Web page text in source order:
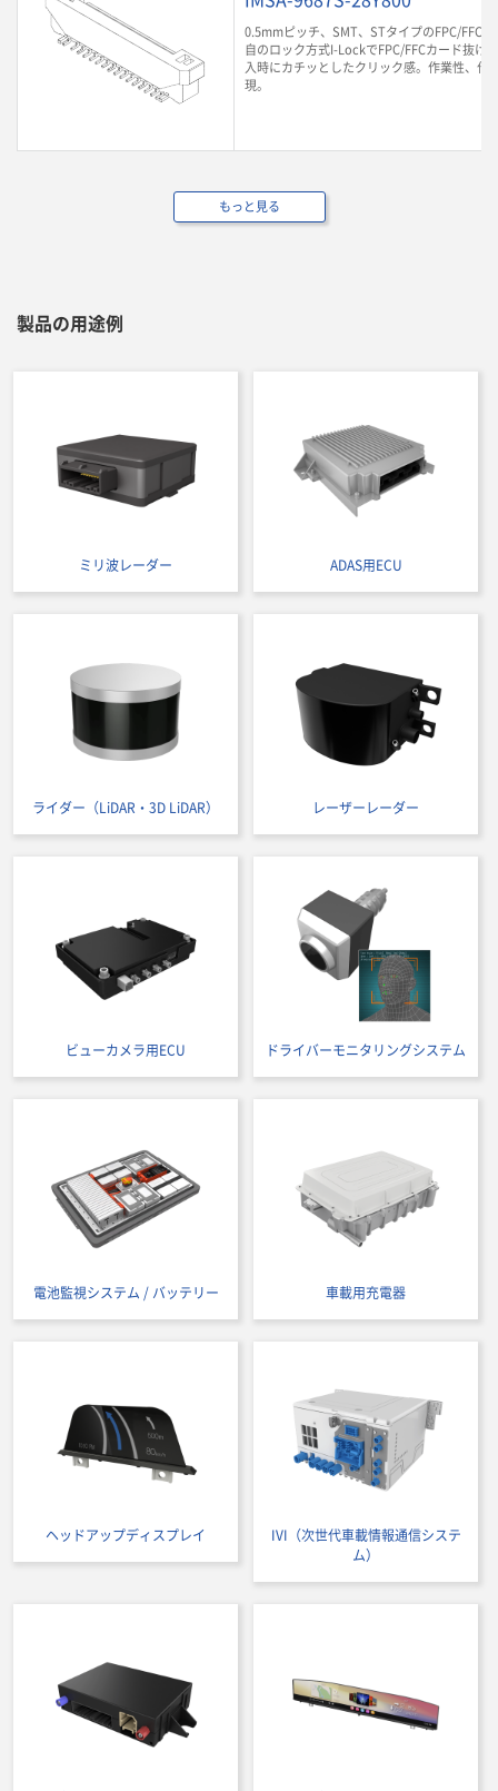
0.5mmピッチ、SMT、STタイプのFPC/FFC
自のロック方式I-LockでFPC/FFCカード抜け
入時にカチッとしたクリック感。作業性、作
現。
もっと見る
製品の用途例
ミリ波レーダー ADAS用ECU
ライダー（LiDAR・3D LiDAR） レーザーレーダー
ビューカメラ用ECU ドライバーモニタリングシステム
電池監視システム / バッテリー 車載用充電器
ヘッドアップディスプレイ
IVI（次世代車載情報通信システ
ム）